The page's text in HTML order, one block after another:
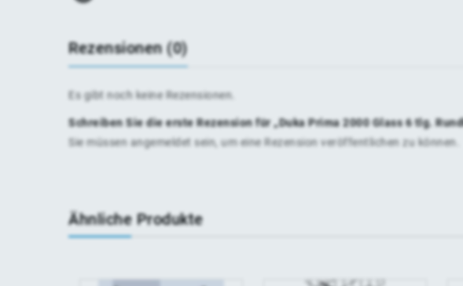
Rezensionen (0)
Es gibt noch keine Rezensionen.
Schreiben Sie die erste Rezension für „Duka Prima 2000 Glass 6 tlg.
Sie müssen angemeldet sein, um eine Rezension veröffentlichen zu können.
Ähnliche Produkte